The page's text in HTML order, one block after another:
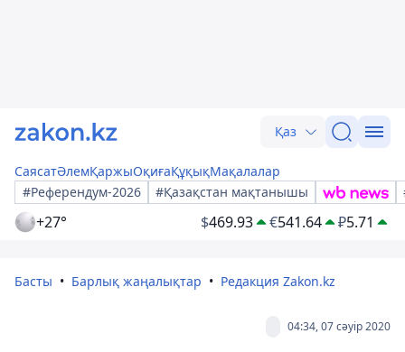
Қаз
СаясатӘлемҚаржыОқиғаҚұқықМақалалар
#Референдум-2026
#Қазақстан мақтанышы
+27° $469.93 €541.64 ₽5.71
Басты Барлық жаңалықтар Редакция Zakon.kz
04:34, 07 сәуір 2020